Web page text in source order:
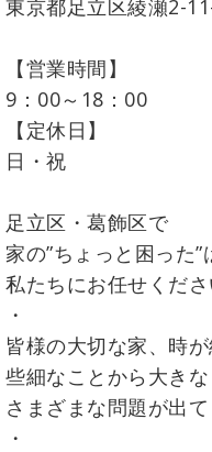
東京都足立区綾瀬2-
【営業時間】
9：00～18：00
【定休日】
日・祝
足立区・葛飾区で
家の”ちょっと困った”
私たちにお任せくださ
・
皆様の大切な家、時が
些細なことから大きな
さまざまな問題が出て
・